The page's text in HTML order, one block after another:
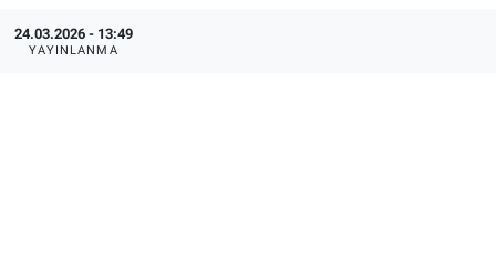
24.03.2026 - 13:49
YAYINLANMA